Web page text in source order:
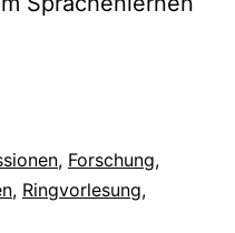
, Forschung,
, Ringvorlesung,